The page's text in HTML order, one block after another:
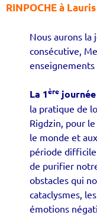
RINPOCHE à Lauris
Nous aurons la
consécutive,
enseignements
La 1ère journée
la pratique de
Rigdzin, pour
le monde et
période
de purifier
obstacles qui
cataclysmes,
émotions